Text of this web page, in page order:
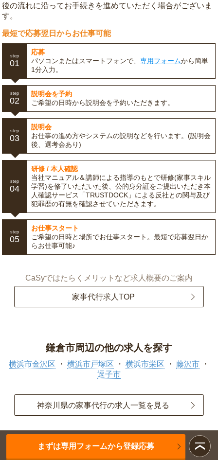
後の流れに沿ってお手続きを進めていただく場合がございま
す。
最短で応募翌日からお仕事可能
step
01
応募
パソコンまたはスマートフォンで、専用フォームから簡単
1分入力。
step
02
説明会を予約
ご希望の日時から説明会を予約いただきます。
step
03
説明会
お仕事の進め方やシステムの説明などを行います。(説明会
後、選考会あり)
step
04
研修 / 本人確認
当社マニュアル＆講師による指導のもとで研修(家事スキル
学習)を修了いただいた後、公的身分証をご提出いただき本
人確認サービス「TRUSTDOCK」による反社との関与及び
犯罪歴の有無を確認させていただきます。
step
05
お仕事スタート
ご希望の日時と場所でお仕事スタート。最短で応募翌日か
らお仕事可能♪
CaSyではたらくメリットなど求人概要のご案内
家事代行求人TOP
鎌倉市周辺の他の求人を探す
横浜市金沢区 横浜市戸塚区 横浜市栄区
藤沢市
逗子市
神奈川県の家事代行の求人一覧を見る
まずは専用フォームから登録応募